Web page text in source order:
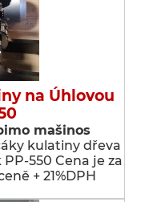
na Úhlovou
mašinos
kulatiny dřeva
550 Cena je za
+ 21%DPH